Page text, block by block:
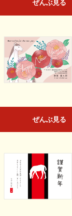
ぜんぶ見る
ぜんぶ見る